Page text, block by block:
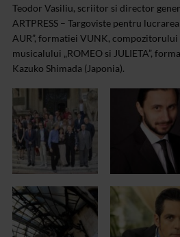
Teodor Vasiliu, scriitor si director
ARTPRESS – Targoviste pentru
AUR”, formatiei VUNK,
musicalului „ROMEO si JULIETA”,
Kazuko Shimada (Japonia).